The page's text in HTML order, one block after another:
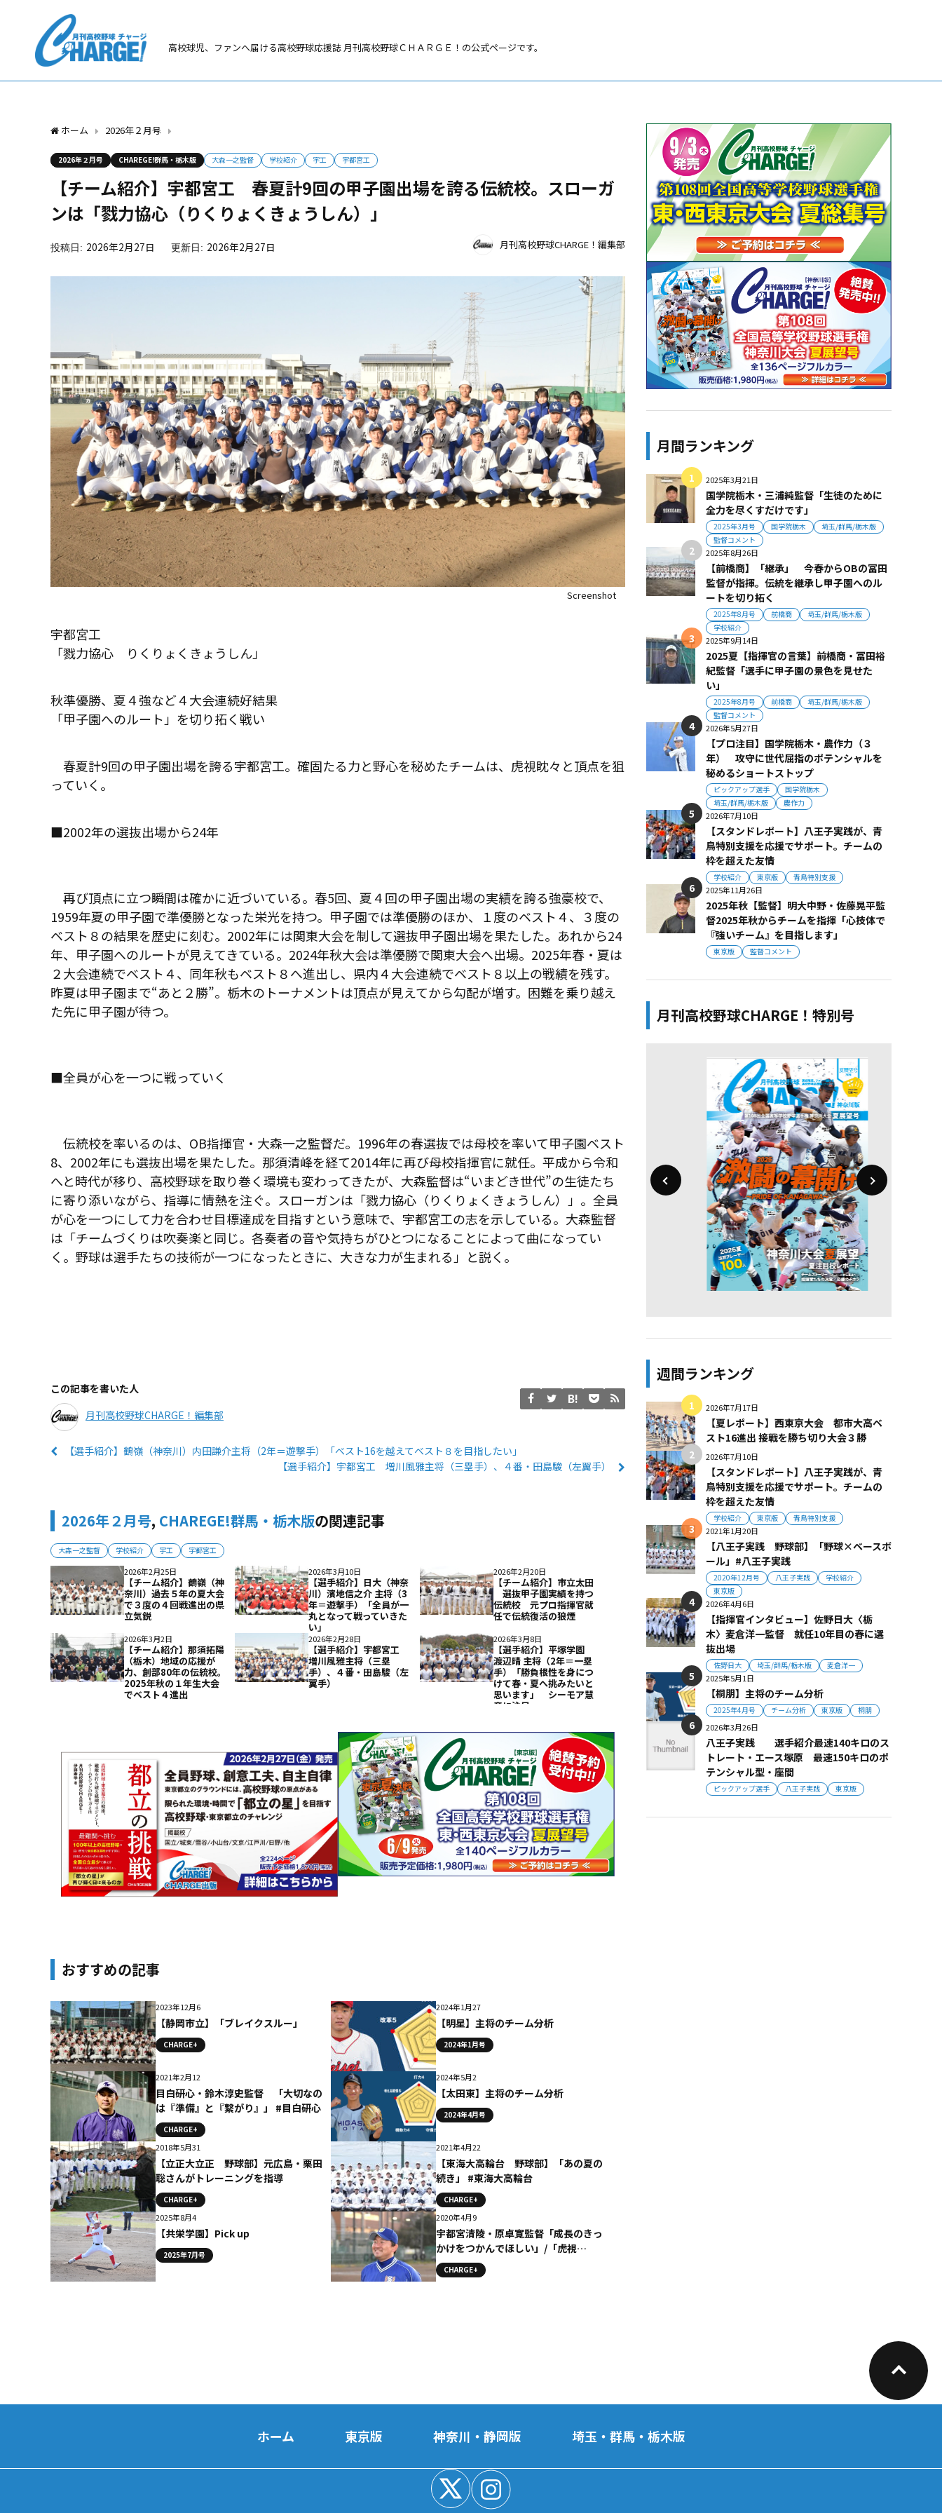
高校球児、ファンへ届ける高校野球応援誌 月刊高校野球ＣＨＡＲＧＥ！の公式ページです。
ホーム 2026年２月号 【チーム紹介】宇都宮工 春夏計9回の甲子園出場を誇る伝統校。スローガンは「戮力協心（りくりょくきょうしん）」
2026年２月号 CHAREGE!群馬・栃木版 大森一之監督 学校紹介 宇工 宇都宮工
【チーム紹介】宇都宮工 春夏計9回の甲子園出場を誇る伝統校。スローガ
ンは「戮力協心（りくりょくきょうしん）」
2026年2月27日 2026年2月27日 月刊高校野球CHARGE！編集部
Screenshot
宇都宮工
「戮力協心 りくりょくきょうしん」
秋準優勝、夏４強など４大会連続好結果
「甲子園へのルート」を切り拓く戦い
春夏計9回の甲子園出場を誇る宇都宮工。確固たる力と野心を秘めたチームは、虎視眈々と頂点を狙
っていく。
■2002年の選抜出場から24年
再び頂点に立つ瞬間は確かに近づいている。春5回、夏４回の甲子園出場の実績を誇る強豪校で、
1959年夏の甲子園で準優勝となった栄光を持つ。甲子園では準優勝のほか、１度のベスト４、３度の
ベスト８の結果を歴史に刻む。2002年には関東大会を制して選抜甲子園出場を果たした。あれから24
年、甲子園へのルートが見えてきている。2024年秋大会は準優勝で関東大会へ出場。2025年春・夏は
２大会連続でベスト４、同年秋もベスト８へ進出し、県内４大会連続でベスト８以上の戦績を残す。
昨夏は甲子園まで“あと２勝”。栃木のトーナメントは頂点が見えてから勾配が増す。困難を乗り越え
た先に甲子園が待つ。
■全員が心を一つに戦っていく
伝統校を率いるのは、OB指揮官・大森一之監督だ。1996年の春選抜では母校を率いて甲子園ベスト
8、2002年にも選抜出場を果たした。那須清峰を経て2014年に再び母校指揮官に就任。平成から令和
へと時代が移り、高校野球を取り巻く環境も変わってきたが、大森監督は“いまどき世代”の生徒たち
に寄り添いながら、指導に情熱を注ぐ。スローガンは「戮力協心（りくりょくきょうしん）」。全員
が心を一つにして力を合わせ目標達成を目指すという意味で、宇都宮工の志を示している。大森監督
は「チームづくりは吹奏楽と同じ。各奏者の音や気持ちがひとつになることによって曲になってい
く。野球は選手たちの技術が一つになったときに、大きな力が生まれる」と説く。
この記事を書いた人
月刊高校野球CHARGE！編集部
【選手紹介】鶴嶺（神奈川）内田謙介主将（2年＝遊撃手）「ベスト16を越えてベスト８を目指したい」
【選手紹介】宇都宮工 増川風雅主将（三塁手）、４番・田島駿（左翼手）
2026年２月号, CHAREGE!群馬・栃木版の関連記事
大森一之監督 学校紹介 宇工 宇都宮工
2026年2月25日
【チーム紹介】鶴嶺（神
奈川）過去５年の夏大会
で３度の４回戦進出の県
立気鋭
2026年3月10日
【選手紹介】日大（神奈
川）濱地信之介 主将（3
年＝遊撃手）「全員が一
丸となって戦っていきた
い」
2026年2月20日
【チーム紹介】市立太田
選抜甲子園実績を持つ
伝統校 元プロ指揮官就
任で伝統復活の狼煙
2026年3月2日
【チーム紹介】那須拓陽
（栃木）地域の応援が
力、創部80年の伝統校。
2025年秋の１年生大会
でベスト４進出
2026年2月28日
【選手紹介】宇都宮工
増川風雅主将（三塁
手）、４番・田島駿（左
翼手）
2026年3月8日
【選手紹介】平塚学園
渡辺晴 主将（2年＝一塁
手）「勝負根性を身につ
けて春・夏へ挑みたいと
思います」 シーモア慧
音に注目
おすすめの記事
2023年12月6
【静岡市立】「ブレイクスルー」
CHARGE+
2024年1月27
【明星】主将のチーム分析
2024年1月号
2021年2月12
目白研心・鈴木淳史監督 「大切なの
は『準備』と『繋がり』」 #目白研心
CHARGE+
2024年5月2
【太田東】主将のチーム分析
2024年4月号
2018年5月31
【立正大立正 野球部】元広島・栗田
聡さんがトレーニングを指導
CHARGE+
2021年4月22
【東海大高輪台 野球部】「あの夏の
続き」 #東海大高輪台
CHARGE+
2025年8月4
【共栄学園】Pick up
2025年7月号
2020年4月9
宇都宮清陵・原卓寛監督「成長のきっ
かけをつかんでほしい」/「虎視
眈々」監督コメント
CHARGE+
月間ランキング
2025年3月21日
国学院栃木・三浦純監督「生徒のために
全力を尽くすだけです」
2025年3月号 国学院栃木
埼玉/群馬/栃木版
監督コメント
2025年8月26日
【前橋商】「継承」 今春からOBの冨田
監督が指揮。伝統を継承し甲子園へのル
ートを切り拓く
2025年8月号 前橋商
埼玉/群馬/栃木版
学校紹介
2025年9月14日
2025夏【指揮官の言葉】前橋商・冨田裕
紀監督「選手に甲子園の景色を見せた
い」
2025年8月号 前橋商
埼玉/群馬/栃木版
監督コメント
2026年5月27日
【プロ注目】国学院栃木・農作力（３
年） 攻守に世代屈指のポテンシャルを
秘めるショートストップ
ピックアップ選手
国学院栃木
埼玉/群馬/栃木版
農作力
2026年7月10日
【スタンドレポート】八王子実践が、青
鳥特別支援を応援でサポート。チームの
枠を超えた友情
学校紹介 東京版 青鳥特別支援
2025年11月26日
2025年秋【監督】明大中野・佐藤晃平監
督2025年秋からチームを指揮「心技体で
『強いチーム』を目指します」
東京版 監督コメント
月刊高校野球CHARGE！特別号
週間ランキング
2026年7月17日
【夏レポート】西東京大会 都市大高ベ
スト16進出 接戦を勝ち切り大会３勝
2026年7月10日
【スタンドレポート】八王子実践が、青
鳥特別支援を応援でサポート。チームの
枠を超えた友情
学校紹介 東京版 青鳥特別支援
2021年1月20日
【八王子実践 野球部】「野球×ベースボ
ール」#八王子実践
2020年12月号 八王子実践
学校紹介
東京版
2026年4月6日
【指揮官インタビュー】佐野日大〈栃
木〉麦倉洋一監督 就任10年目の春に選
抜出場
佐野日大 埼玉/群馬/栃木版 麦倉洋一
2025年5月1日
【桐朋】主将のチーム分析
2025年4月号 チーム分析 東京版 桐朋
2026年3月26日
八王子実践 選手紹介最速140キロのス
トレート・エース塚原 最速150キロのポ
テンシャル型・座間
ピックアップ選手 八王子実践 東京版
ホーム 東京版 神奈川・静岡版 埼玉・群馬・栃木版